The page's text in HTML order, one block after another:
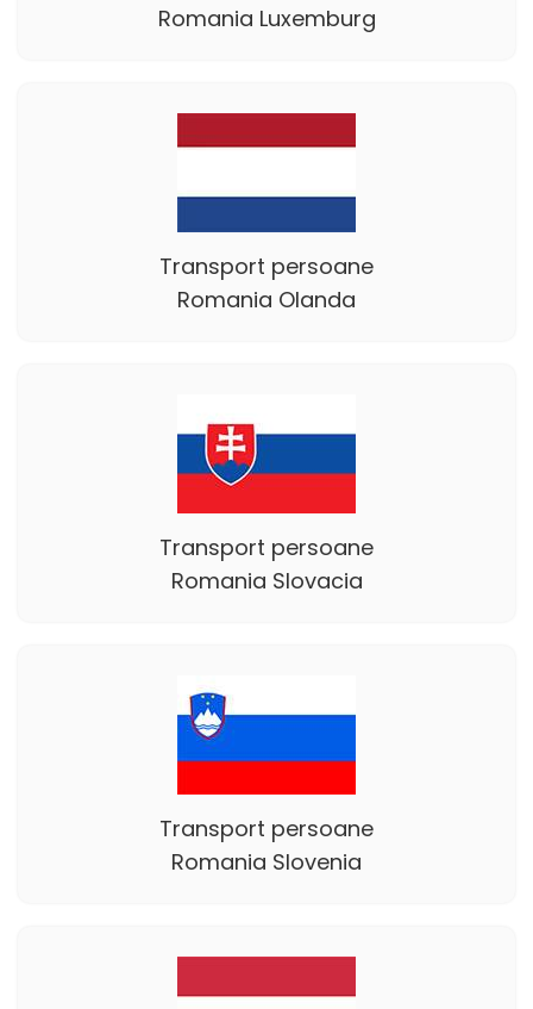
Romania Luxemburg
Transport persoane
Romania Olanda
Transport persoane
Romania Slovacia
Transport persoane
Romania Slovenia